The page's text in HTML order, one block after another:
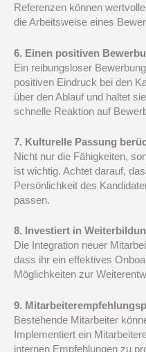
Referenzen können
die Arbeitsweise eines
6. Einen positiven
Ein reibungsloser
positiven Eindruck bei den
über den Ablauf und haltet
schnelle Reaktion auf
7. Kulturelle Passung
Nicht nur die Fähigkeiten,
ist wichtig. Achtet darauf,
Persönlichkeit des
passen.
8. Investiert in
Die Integration neuer
dass ihr ein effektives
Möglichkeiten zur
9.
Bestehende Mitarbeiter
Implementiert ein
internen Empfehlungen zu